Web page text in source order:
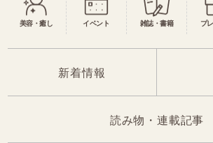
美容・癒し イベント 雑誌・書籍 プ
新着情報
読み物・連載記事